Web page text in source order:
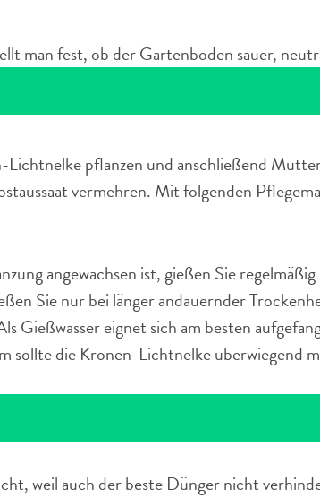
man fest, ob der Gartenboden sauer,
pflanzen und anschließend
vermehren. Mit folgenden
angewachsen ist, gießen Sie
Sie nur bei länger andauernder
eignet sich am besten
sollte die Kronen-Lichtnelke überwiegend
weil auch der beste Dünger nicht